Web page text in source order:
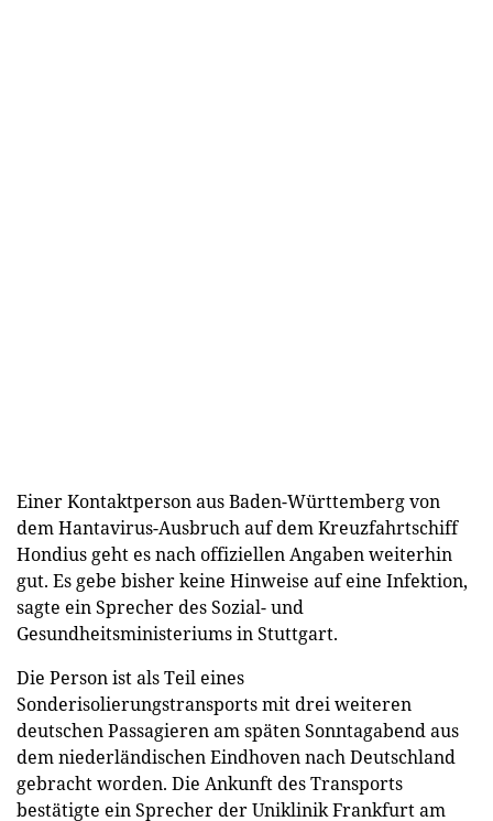
Einer Kontaktperson aus Baden-Württemberg von
dem Hantavirus-Ausbruch auf dem Kreuzfahrtschiff
Hondius geht es nach offiziellen Angaben weiterhin
gut. Es gebe bisher keine Hinweise auf eine Infektion,
sagte ein Sprecher des Sozial- und
Gesundheitsministeriums in Stuttgart.
Die Person ist als Teil eines
Sonderisolierungstransports mit drei weiteren
deutschen Passagieren am späten Sonntagabend aus
dem niederländischen Eindhoven nach Deutschland
gebracht worden. Die Ankunft des Transports
bestätigte ein Sprecher der Uniklinik Frankfurt am